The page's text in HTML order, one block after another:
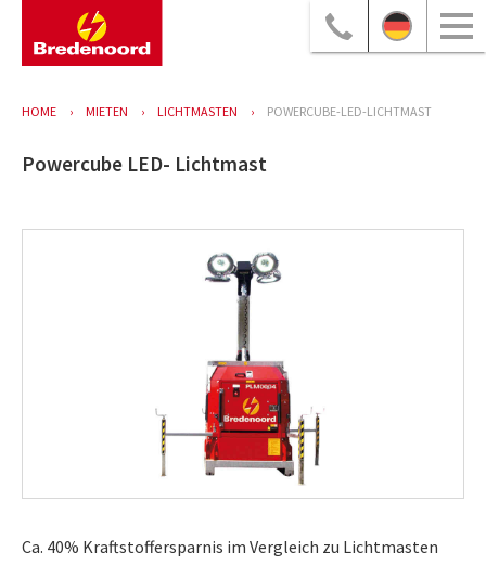
HOME MIETEN LICHTMASTEN POWERCUBE-LED-LICHTMAST
Powercube LED- Lichtmast
Ca. 40% Kraftstoffersparnis im Vergleich zu Lichtmasten